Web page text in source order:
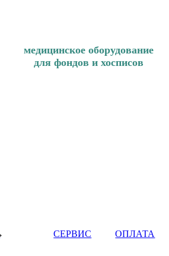
медицинское оборудование
для фондов и хосписов
СЕРВИС ОПЛАТА